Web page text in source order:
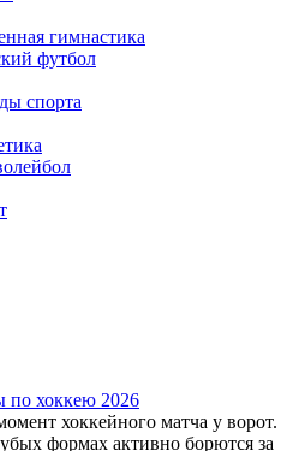
гимнастика
футбол
спорта
по хоккею 2026